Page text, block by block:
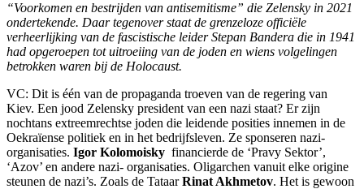
“Voorkomen en bestrijden van antisemitisme” die Zelensky in 2021
ondertekende. Daar tegenover staat de grenzeloze officiële
verheerlijking van de fascistische leider Stepan Bandera die in 1941
had opgeroepen tot uitroeiing van de joden en wiens volgelingen
betrokken waren bij de Holocaust.
VC: Dit is één van de propaganda troeven van de regering van
Kiev. Een jood Zelensky president van een nazi staat? Er zijn
nochtans extreemrechtse joden die leidende posities innemen in de
Oekraïense politiek en in het bedrijfsleven. Ze sponseren nazi-
organisaties. Igor Kolomoisky financierde de ‘Pravy Sektor’,
‘Azov’ en andere nazi- organisaties. Oligarchen vanuit elke origine
steunen de nazi’s. Zoals de TataarRinat Akhmetov. Het is gewoon